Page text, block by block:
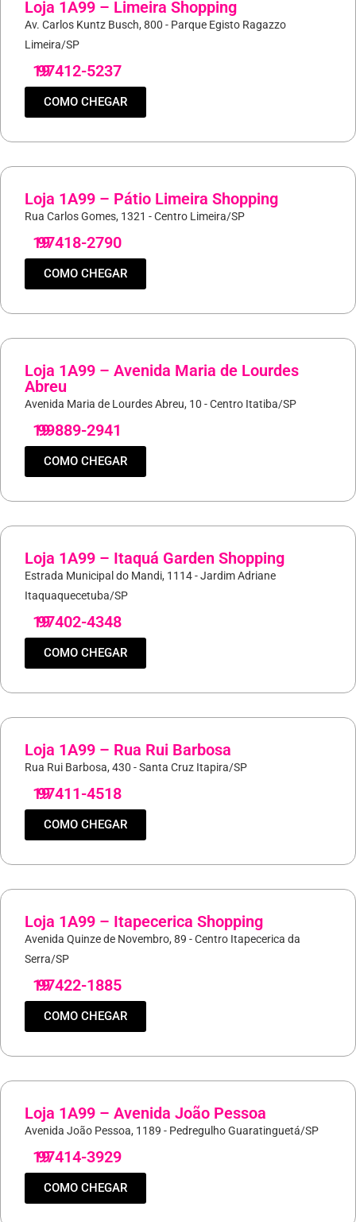
Loja 1A99 – Limeira Shopping
Av. Carlos Kuntz Busch, 800 - Parque Egisto Ragazzo
Limeira/SP
19
97412-5237
COMO CHEGAR
Loja 1A99 – Pátio Limeira Shopping
Rua Carlos Gomes, 1321 - Centro Limeira/SP
19
97418-2790
COMO CHEGAR
Loja 1A99 – Avenida Maria de Lourdes
Abreu
Avenida Maria de Lourdes Abreu, 10 - Centro Itatiba/SP
19
99889-2941
COMO CHEGAR
Loja 1A99 – Itaquá Garden Shopping
Estrada Municipal do Mandi, 1114 - Jardim Adriane
Itaquaquecetuba/SP
19
97402-4348
COMO CHEGAR
Loja 1A99 – Rua Rui Barbosa
Rua Rui Barbosa, 430 - Santa Cruz Itapira/SP
19
97411-4518
COMO CHEGAR
Loja 1A99 – Itapecerica Shopping
Avenida Quinze de Novembro, 89 - Centro Itapecerica da
Serra/SP
19
97422-1885
COMO CHEGAR
Loja 1A99 – Avenida João Pessoa
Avenida João Pessoa, 1189 - Pedregulho Guaratinguetá/SP
19
97414-3929
COMO CHEGAR